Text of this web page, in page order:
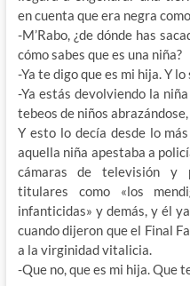
en cuenta que era negra
-M’Rabo, ¿de dónde has
cómo sabes que es una niña?
-Ya te digo que es mi hija. Y
-Ya estás devolviendo la
tebeos de niños
Y esto lo decía desde lo
aquella niña apestaba a
cámaras de televisión y
titulares como «los
infanticidas» y demás, y él
cuando dijeron que el Final
a la virginidad vitalicia.
-Que no, que es mi hija. Que